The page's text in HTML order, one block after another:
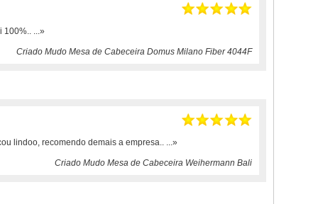
100%.. ...»
Criado Mudo Mesa de Cabeceira Domus Milano Fiber 4044F
lindoo, recomendo demais a empresa.. ...»
Criado Mudo Mesa de Cabeceira Weihermann Bali